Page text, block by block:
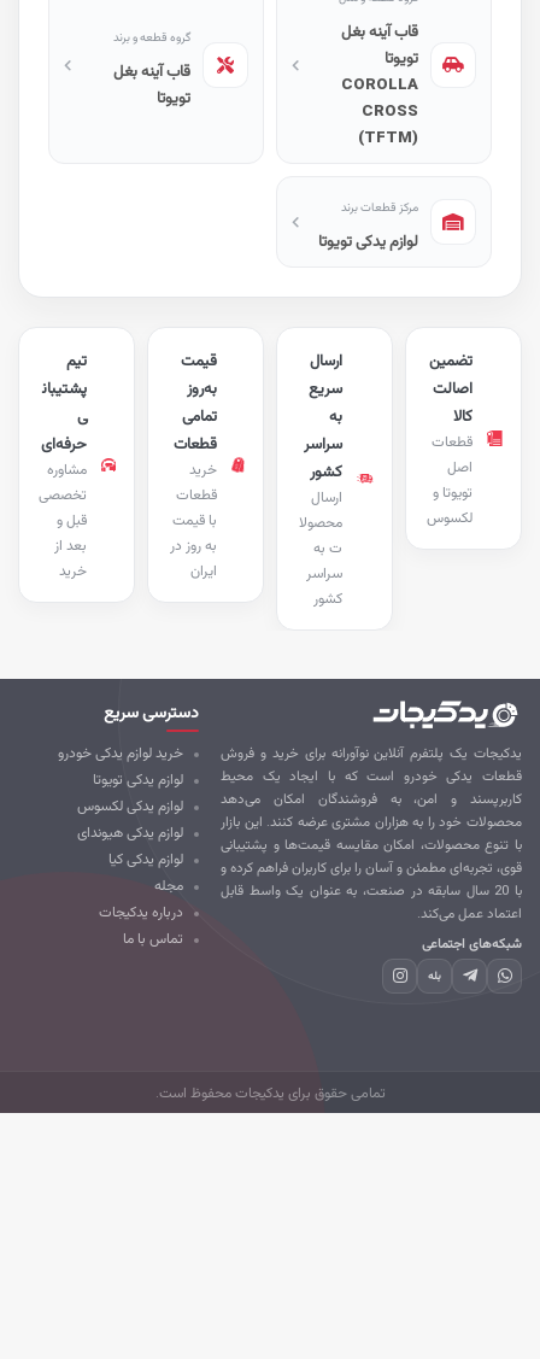
قاب آینه بغل
تویوتا
COROLLA
CROSS
(TFTM)
گروه قطعه و برند
قاب آینه بغل
تویوتا
مرکز قطعات برند
لوازم یدکی تویوتا
پشتیبان
حرفه‌ای
مشاوره
تخصصی
قبل و
بعد از
خرید
قیمت
به‌روز
تمامی
قطعات
خرید
قطعات
با قیمت
به روز در
ایران
ارسال
سریع
سراسر
کشور
ارسال
محصولا
ت به
سراسر
کشور
تضمین
اصالت
قطعات
تویوتا و
لکسوس
یک پلتفرم آنلاین نوآورانه برای خرید و فروش
یدکی خودرو است که با ایجاد یک محیط
و امن، به فروشندگان امکان می‌دهد
خود را به هزاران مشتری عرضه کنند. این بازار
تنوع محصولات، امکان مقایسه قیمت‌ها و پشتیبانی
تجربه‌ای مطمئن و آسان را برای کاربران فراهم کرده و
با 20 سال سابقه در صنعت، به عنوان یک واسط قابل
عمل می‌کند.
اجتماعی
بله
دسترسی سریع
خرید لوازم یدکی خودرو
لوازم یدکی تویوتا
لوازم یدکی لکسوس
لوازم یدکی هیوندای
لوازم یدکی کیا
مجله
درباره یدکیجات
تماس با ما
تمامی حقوق برای یدکیجات محفوظ است.